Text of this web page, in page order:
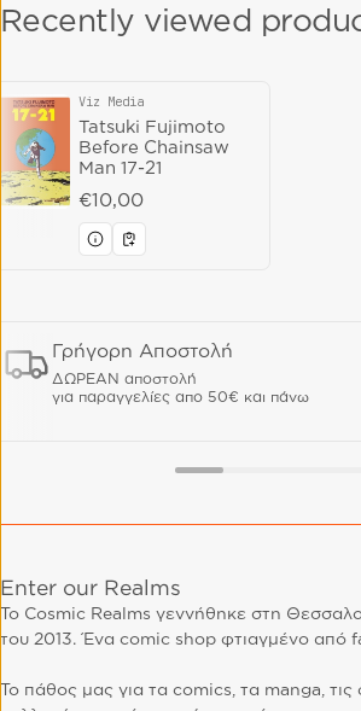
Recently viewed
Vendor:
Viz Media
Tatsuki Fujimoto
Before Chainsaw
Man 17-21
Regular price
€10,00
Γρήγορη Αποστολή
ΔΩΡΕΑΝ αποστολή
για παραγγελίες απο 50€ και πάνω
Enter our Realms
Το Cosmic Realms γεννήθηκε στη
του 2013. Ένα comic shop φτιαγμένο από
Το πάθος μας για τα comics, τα manga, τις